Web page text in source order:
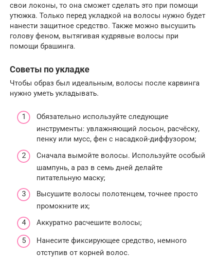
свои локоны, то она сможет сделать это при помощи
утюжка. Только перед укладкой на волосы нужно будет
нанести защитное средство. Также можно высушить
голову феном, вытягивая кудрявые волосы при
помощи брашинга.
Советы по укладке
Чтобы образ был идеальным, волосы после карвинга
нужно уметь укладывать.
Обязательно используйте следующие
инструменты: увлажняющий лосьон, расчёску,
пенку или мусс, фен с насадкой-диффузором;
Сначала вымойте волосы. Используйте особый
шампунь, а раз в семь дней делайте
питательную маску;
Высушите волосы полотенцем, точнее просто
промокните их;
Аккуратно расчешите волосы;
Нанесите фиксирующее средство, немного
отступив от корней волос.